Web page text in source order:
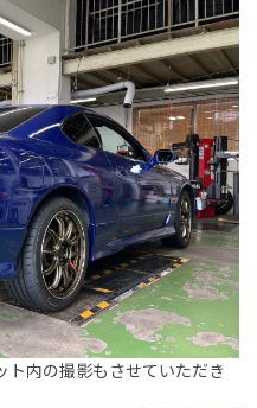
ト内の撮影もさせていただき